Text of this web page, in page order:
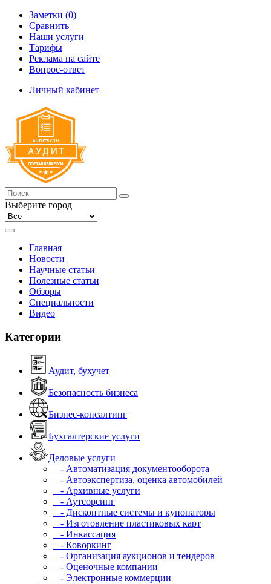
Заметки (0)
Сравнить
Наши услуги
Тарифы
Реклама на сайте
Вопрос-ответ
Личный кабинет
Выберите город
Главная
Новости
Научные статьи
Полезные статьи
Обзоры
Специальности
Видео
Категории
Аудит, бухучет
Безопасность бизнеса
Бизнес-консалтинг
Бухгалтерские услуги
Деловые услуги
- Автоматизация документооборота
- Автоэкспертиза, оценка автомобилей
- Архивные услуги
- Аутсорсинг
- Дисконтные системы и купонаторы
- Изготовление пластиковых карт
- Инкассация
- Коворкинг
- Организация аукционов и тендеров
- Оценочные компании
- Электронные коммерции